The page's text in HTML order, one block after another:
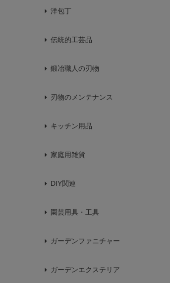
洋包丁
伝統的工芸品
鍛冶職人の刃物
刃物のメンテナンス
キッチン用品
家庭用雑貨
DIY関連
園芸用具・工具
ガーデンファニチャー
ガーデンエクステリア